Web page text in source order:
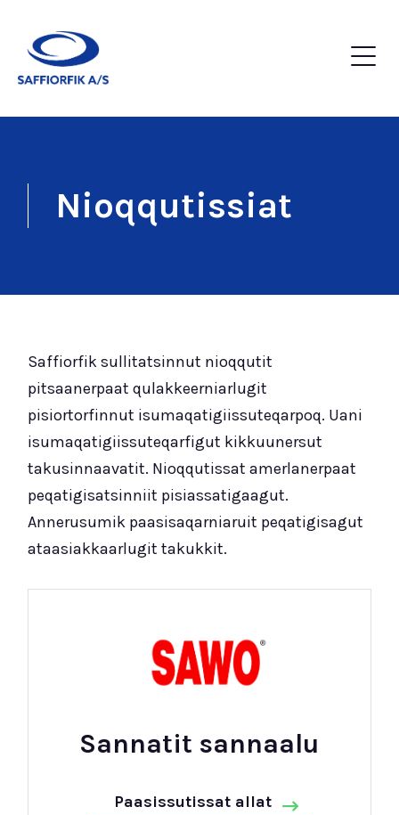
Nioqqutissiat
Saffiorfik sullitatsinnut nioqqutit
pitsaanerpaat qulakkeerniarlugit
pisiortorfinnut isumaqatigiissuteqarpoq. Uani
isumaqatigiissuteqarfigut kikkuunersut
takusinnaavatit. Nioqqutissat amerlanerpaat
peqatigisatsinniit pisiassatigaagut.
Annerusumik paasisaqarniaruit peqatigisagut
ataasiakkaarlugit takukkit.
Sannatit sannaalu
Paasissutissat allat